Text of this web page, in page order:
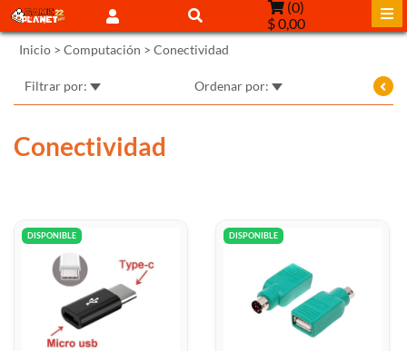
(0)
$ 0,00
Inicio > Computación > Conectividad
Filtrar por: Ordenar por:
Conectividad
DISPONIBLE DISPONIBLE